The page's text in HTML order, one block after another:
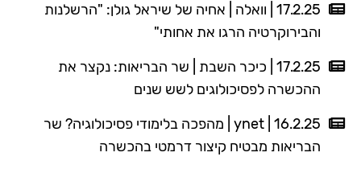
17.2.25 | וואלה | אחיה של שיראל גולן: "הרשלנות
והבירוקרטיה הרגו את אחותי"
17.2.25 | כיכר השבת | שר הבריאות: נקצר את
ההכשרה לפסיכולוגים לשש שנים
16.2.25 | ynet | מהפכה בלימודי פסיכולוגיה? שר
הבריאות מבטיח קיצור דרמטי בהכשרה